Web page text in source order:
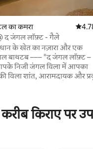
का कमरा औसत
द जंगल लॉफ़्ट - गैले
धान के खेत का नज़ारा और एक
"द जंगल लॉफ़्ट –
निजी जंगल विला में आपका
विला शांत, आरामदायक और
एकदम सही है। अंदर, एक खुला
खिड़कियाँ जंगल को आमंत्रित
तरह से बंद बाथरूम में एक चौड़ी
किराए पर